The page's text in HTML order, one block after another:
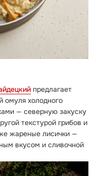
предлагает
омуля холодного
— северную закуску
текстурой грибов и
жареные лисички —
вкусом и сливочной